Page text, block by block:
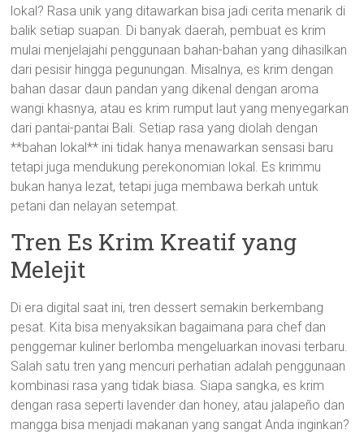
lokal? Rasa unik yang ditawarkan bisa jadi cerita menarik di
balik setiap suapan. Di banyak daerah, pembuat es krim
mulai menjelajahi penggunaan bahan-bahan yang dihasilkan
dari pesisir hingga pegunungan. Misalnya, es krim dengan
bahan dasar daun pandan yang dikenal dengan aroma
wangi khasnya, atau es krim rumput laut yang menyegarkan
dari pantai-pantai Bali. Setiap rasa yang diolah dengan
**bahan lokal** ini tidak hanya menawarkan sensasi baru
tetapi juga mendukung perekonomian lokal. Es krimmu
bukan hanya lezat, tetapi juga membawa berkah untuk
petani dan nelayan setempat.
Tren Es Krim Kreatif yang
Melejit
Di era digital saat ini, tren dessert semakin berkembang
pesat. Kita bisa menyaksikan bagaimana para chef dan
penggemar kuliner berlomba mengeluarkan inovasi terbaru.
Salah satu tren yang mencuri perhatian adalah penggunaan
kombinasi rasa yang tidak biasa. Siapa sangka, es krim
dengan rasa seperti lavender dan honey, atau jalapeño dan
mangga bisa menjadi makanan yang sangat Anda inginkan?